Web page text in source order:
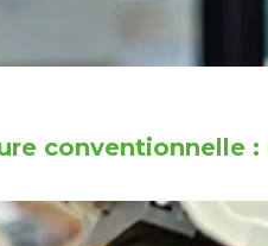
conventionnelle